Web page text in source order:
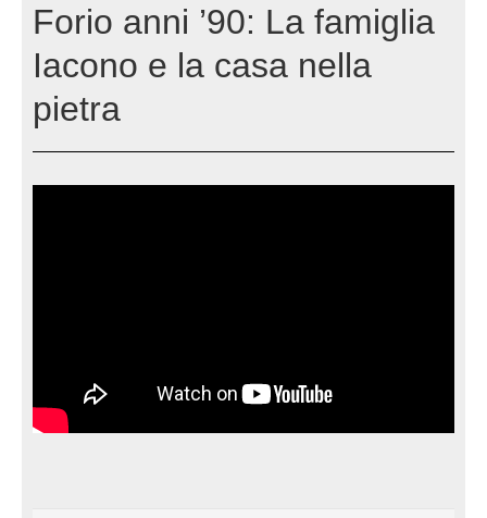
Forio anni ’90: La famiglia
Iacono e la casa nella
pietra